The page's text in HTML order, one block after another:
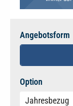
Angebotsform
Option